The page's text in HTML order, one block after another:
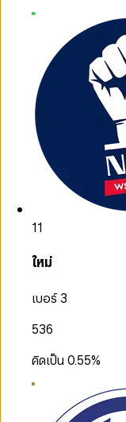
11
ใหม่
เบอร์ 3
536
คิดเป็น0.55%